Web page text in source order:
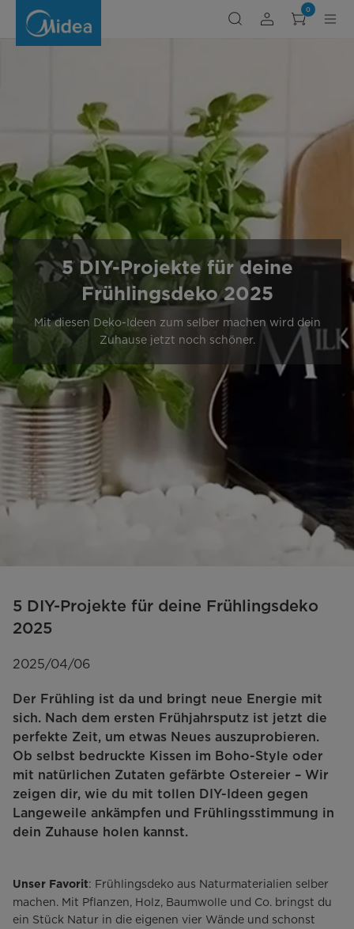
Frühlingsdeko
0
5 DIY-Projekte für deine
Frühlingsdeko 2025
Mit diesen Deko-Ideen zum selber machen wird dein
Zuhause jetzt noch schöner.
5 DIY-Projekte für deine Frühlingsdeko
2025
Der Frühling ist da und bringt neue Energie mit
sich. Nach dem ersten Frühjahrsputz ist jetzt die
perfekte Zeit, um etwas Neues auszuprobieren.
Ob selbst bedruckte Kissen im Boho-Style oder
mit natürlichen Zutaten gefärbte Ostereier – Wir
zeigen dir, wie du mit tollen DIY-Ideen gegen
Langeweile ankämpfen und Frühlingsstimmung in
dein Zuhause holen kannst.
2025/04/06
Unser Favorit: Frühlingsdeko aus Naturmaterialien selber
machen. Mit Pflanzen, Holz, Baumwolle und Co. bringst du
ein Stück Natur in die eigenen vier Wände und schonst